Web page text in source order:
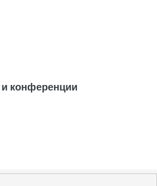
конференции